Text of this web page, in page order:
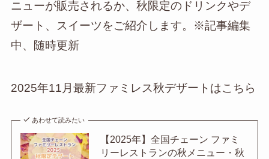
ニューが販売されるか、秋限定のドリンクやデ
ザート、スイーツをご紹介します。※記事編集
中、随時更新
2025年11月最新ファミレス秋デザートはこちら
あわせて読みたい
【2025年】全国チェーン ファミ
リーレストランの秋メニュー・秋